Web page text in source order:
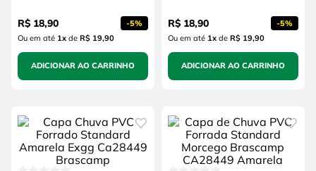
R$ 18,90 -5%
Ou em até 1xde R$ 19,90
ADICIONAR AO CARRINHO
R$ 18,90 -5%
Ou em até 1xde R$ 19,90
ADICIONAR AO CARRINHO